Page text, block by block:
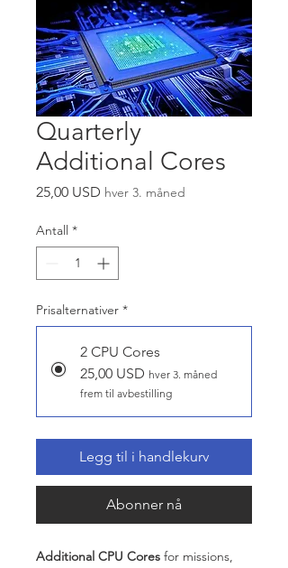
Quarterly
Additional Cores
25,00 USD Pris
hver 3. måned
Antall *
Prisalternativer *
2 CPU Cores
25,00 USD hver 3. måned
frem til avbestilling
Legg til i handlekurv
Abonner nå
Additional CPU Cores for missions,